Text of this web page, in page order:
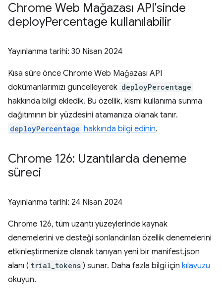
Chrome Web Mağazası API'sinde
deployPercentage kullanılabilir
Yayınlanma tarihi: 30 Nisan 2024
Kısa süre önce Chrome Web Mağazası API
dokümanlarımızı güncelleyerek deployPercentage
hakkında bilgi ekledik. Bu özellik, kısmi kullanıma sunma
dağıtımının bir yüzdesini atamanıza olanak tanır.
deployPercentage hakkında bilgi edinin.
Chrome 126: Uzantılarda deneme
süreci
Yayınlanma tarihi: 24 Nisan 2024
Chrome 126, tüm uzantı yüzeylerinde kaynak
denemelerini ve desteği sonlandırılan özellik denemelerini
etkinleştirmenize olanak tanıyan yeni bir manifest.json
alanı ( trial_tokens ) sunar. Daha fazla bilgi için kılavuzu
okuyun.